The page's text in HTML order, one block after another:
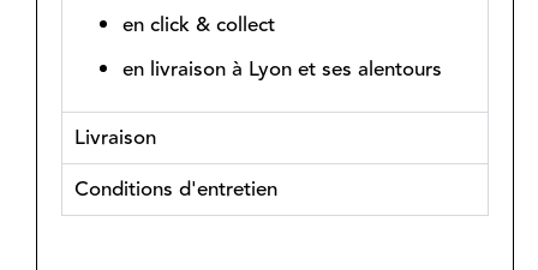
en click & collect
en livraison à Lyon et ses alentours
Livraison
Conditions d'entretien